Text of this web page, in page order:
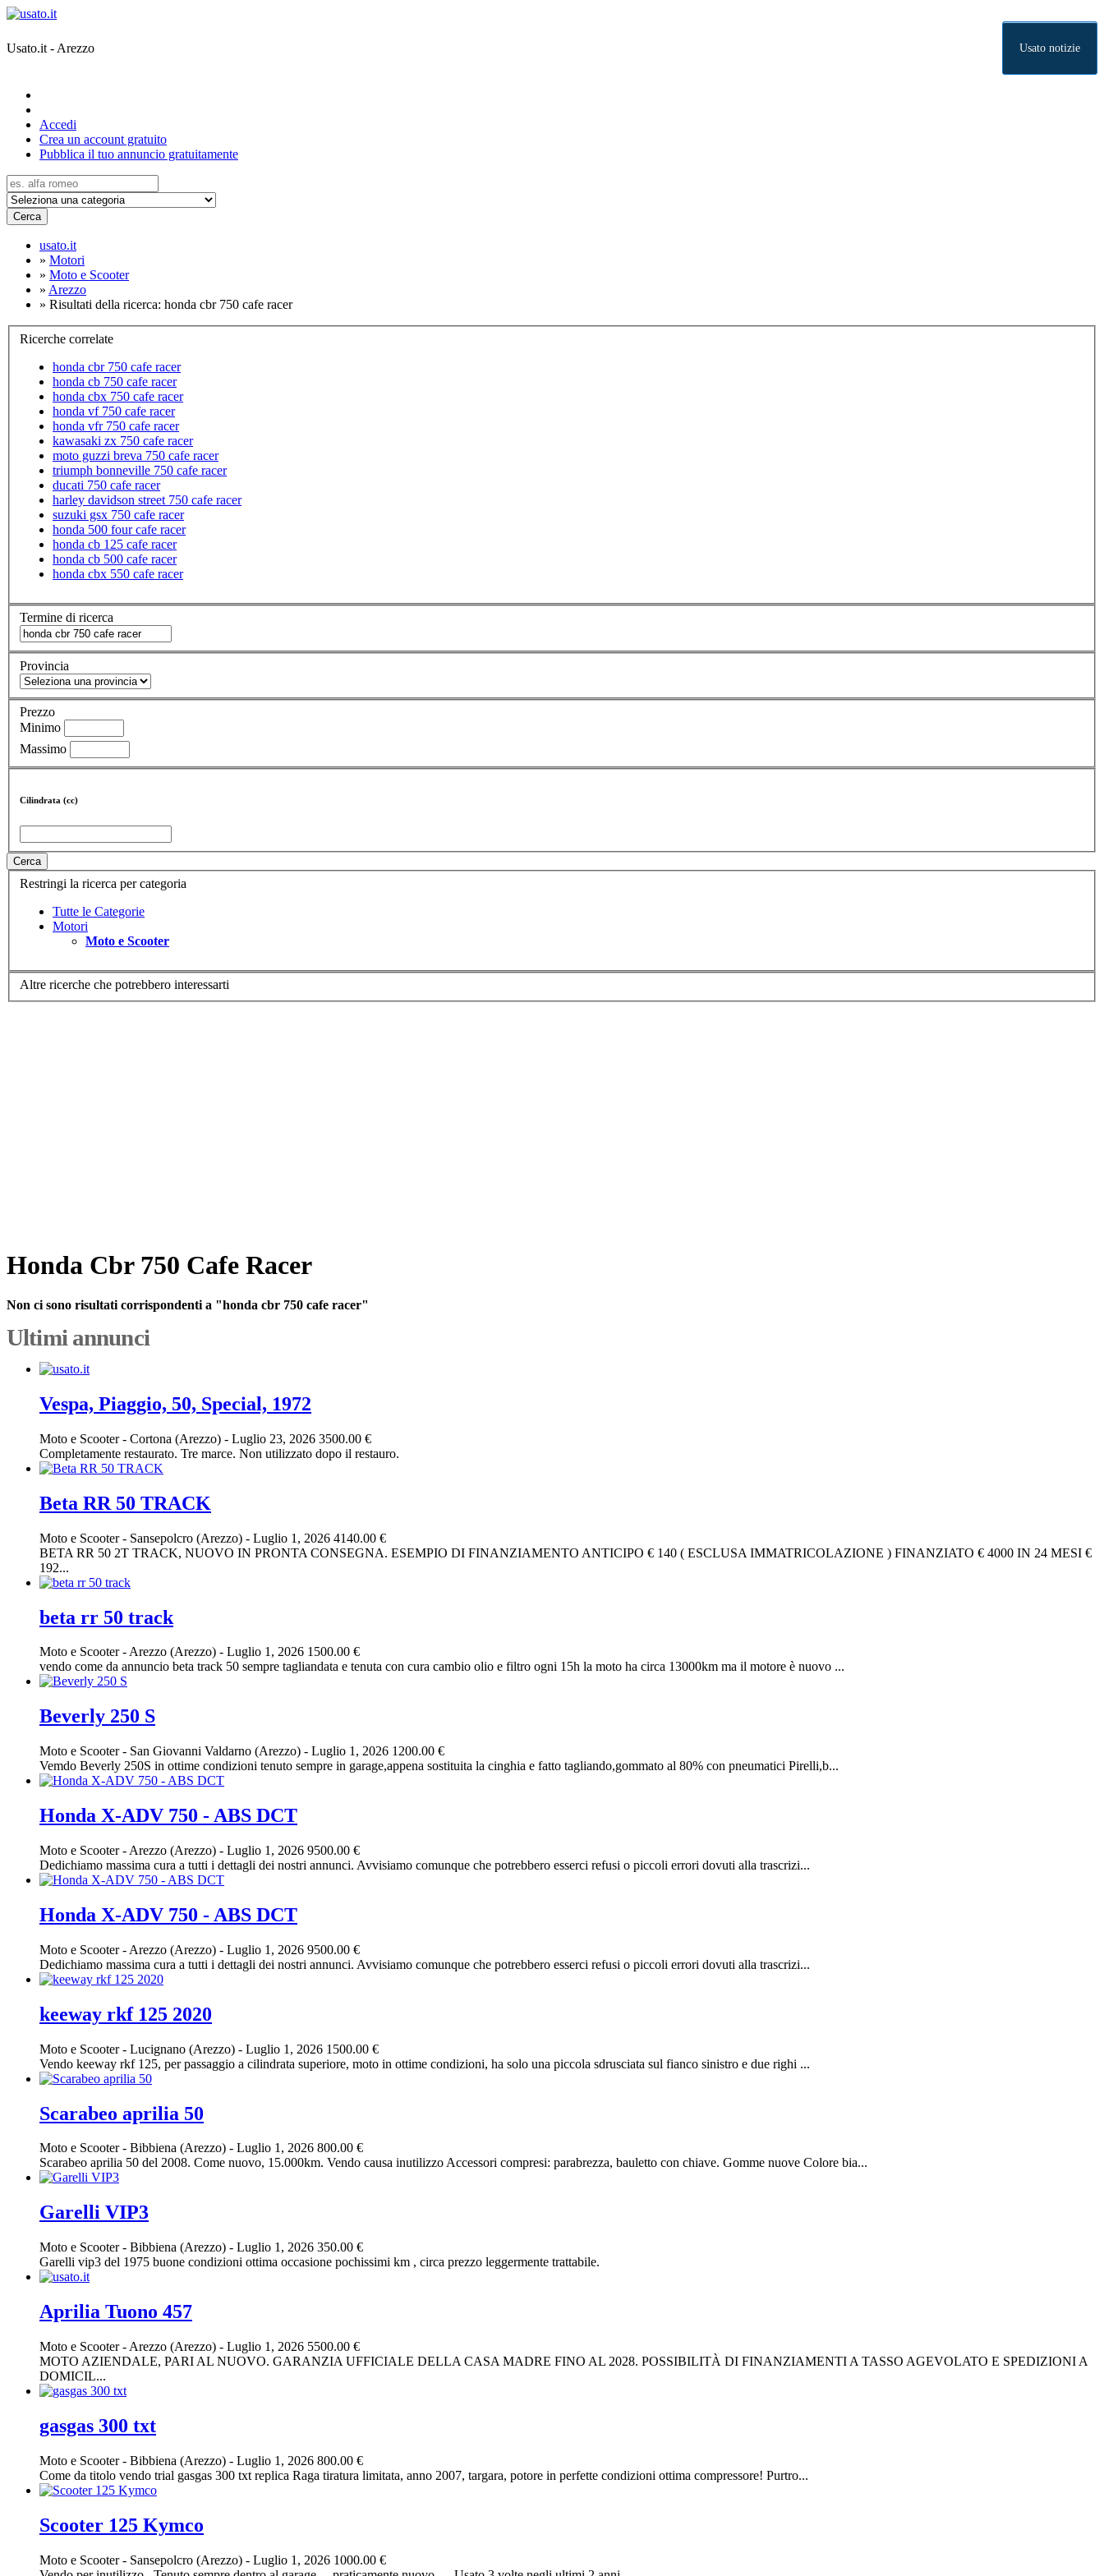
Usato.it - Arezzo Usato notizie
Accedi
Crea un account gratuito
Pubblica il tuo annuncio gratuitamente
Cerca
usato.it
» Motori
» Moto e Scooter
» Arezzo
» Risultati della ricerca: honda cbr 750 cafe racer
Ricerche correlate
honda cbr 750 cafe racer
honda cb 750 cafe racer
honda cbx 750 cafe racer
honda vf 750 cafe racer
honda vfr 750 cafe racer
kawasaki zx 750 cafe racer
moto guzzi breva 750 cafe racer
triumph bonneville 750 cafe racer
ducati 750 cafe racer
harley davidson street 750 cafe racer
suzuki gsx 750 cafe racer
honda 500 four cafe racer
honda cb 125 cafe racer
honda cb 500 cafe racer
honda cbx 550 cafe racer
Termine di ricerca
Provincia
Prezzo
Minimo
Massimo
Cilindrata (cc)
Cerca
Restringi la ricerca per categoria
Tutte le Categorie
Motori
Moto e Scooter
Altre ricerche che potrebbero interessarti
Honda Cbr 750 Cafe Racer
Non ci sono risultati corrispondenti a "honda cbr 750 cafe racer"
Ultimi annunci
Vespa, Piaggio, 50, Special, 1972
Moto e Scooter- Cortona (Arezzo) - Luglio 23, 2026 3500.00 €
Completamente restaurato. Tre marce. Non utilizzato dopo il restauro.
Beta RR 50 TRACK
Moto e Scooter- Sansepolcro (Arezzo) - Luglio 1, 2026 4140.00 €
BETA RR 50 2T TRACK, NUOVO IN PRONTA CONSEGNA. ESEMPIO DI FINANZIAMENTO ANTICIPO € 140 ( ESCLUSA IMMATRICOLAZIONE ) FINANZIATO € 4000 IN 24 MESI €
192...
beta rr 50 track
Moto e Scooter-Arezzo (Arezzo) - Luglio 1, 2026 1500.00 €
vendo come da annuncio beta track 50 sempre tagliandata e tenuta con cura cambio olio e filtro ogni 15h la moto ha circa 13000km ma il motore è nuovo ...
Beverly 250 S
Moto e Scooter- San Giovanni Valdarno (Arezzo) - Luglio 1, 2026 1200.00 €
Vemdo Beverly 250S in ottime condizioni tenuto sempre in garage,appena sostituita la cinghia e fatto tagliando,gommato al 80% con pneumatici Pirelli,b...
Honda X-ADV 750 - ABS DCT
Moto e Scooter- Arezzo (Arezzo) - Luglio 1, 2026 9500.00 €
Dedichiamo massima cura a tutti i dettagli dei nostri annunci. Avvisiamo comunque che potrebbero esserci refusi o piccoli errori dovuti alla trascrizi...
Honda X-ADV 750 - ABS DCT
Moto e Scooter- Arezzo (Arezzo) - Luglio 1, 2026 9500.00 €
Dedichiamo massima cura a tutti i dettagli dei nostri annunci. Avvisiamo comunque che potrebbero esserci refusi o piccoli errori dovuti alla trascrizi...
keeway rkf 125 2020
Moto e Scooter- Lucignano (Arezzo) - Luglio 1, 2026 1500.00 €
Vendo keeway rkf 125, per passaggio a cilindrata superiore, moto in ottime condizioni, ha solo una piccola sdrusciata sul fianco sinistro e due righi ...
Scarabeo aprilia 50
Moto e Scooter- Bibbiena (Arezzo) - Luglio 1, 2026 800.00 €
Scarabeo aprilia 50 del 2008. Come nuovo, 15.000km. Vendo causa inutilizzo Accessori compresi: parabrezza, bauletto con chiave. Gomme nuove Colore bia...
Garelli VIP3
Moto e Scooter- Bibbiena (Arezzo) - Luglio 1, 2026 350.00 €
Garelli vip3 del 1975 buone condizioni ottima occasione pochissimi km , circa prezzo leggermente trattabile.
Aprilia Tuono 457
Moto e Scooter- Arezzo (Arezzo) - Luglio 1, 2026 5500.00 €
MOTO AZIENDALE, PARI AL NUOVO. GARANZIA UFFICIALE DELLA CASA MADRE FINO AL 2028. POSSIBILITÀ DI FINANZIAMENTI A TASSO AGEVOLATO E SPEDIZIONI A
DOMICIL...
gasgas 300 txt
Moto e Scooter- Bibbiena (Arezzo) - Luglio 1, 2026 800.00 €
Come da titolo vendo trial gasgas 300 txt replica Raga tiratura limitata, anno 2007, targara, potore in perfette condizioni ottima compressore! Purtro...
Scooter 125 Kymco
Moto e Scooter- Sansepolcro (Arezzo) - Luglio 1, 2026 1000.00 €